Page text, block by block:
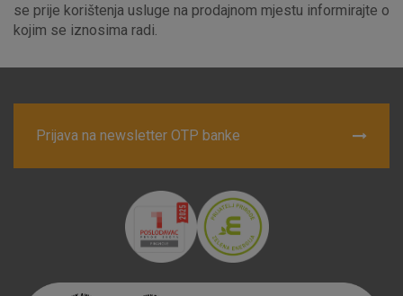
se prije korištenja usluge na prodajnom mjestu informirajte o
kojim se iznosima radi.
Prijava na newsletter OTP banke
Detaljnije informacije o kolačićima